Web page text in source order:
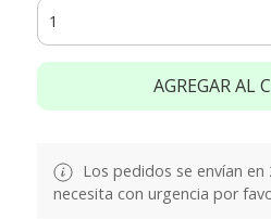
AGREGAR AL
Los pedidos se envían en
necesita con urgencia por